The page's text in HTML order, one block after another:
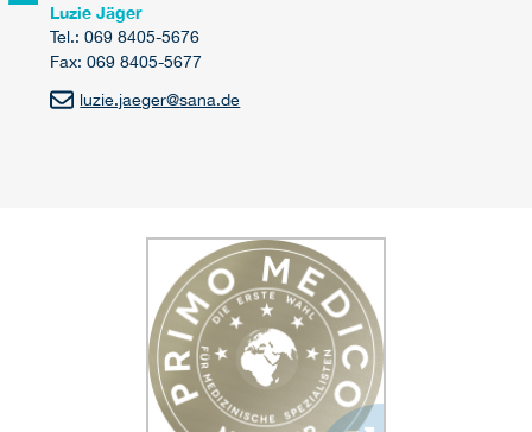
Luzie Jäger
Tel.: 069 8405-5676
Fax: 069 8405-5677
luzie.jaeger@sana.de